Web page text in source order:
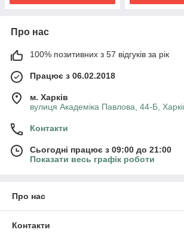
Про нас
100% позитивних з 57 відгуків за рік
Працює з 06.02.2018
м. Харків
вулиця Академіка Павлова, 44-Б,
Контакти
Сьогодні працює з 09:00 до 21:00
Показати весь графік роботи
Про нас
Контакти